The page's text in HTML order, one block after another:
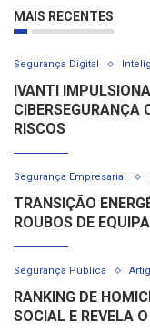
MAIS RECENTES
Segurança Digital
IVANTI
CIBERSEGURANÇA
RISCOS
Segurança Empresarial
TRANSIÇÃO
ROUBOS DE
Segurança Pública
RANKING DE
SOCIAL E REVELA